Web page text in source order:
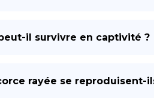
il survivre en captivité ?
rayée se reproduisent-